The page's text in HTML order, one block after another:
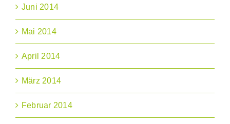
Juni 2014
Mai 2014
April 2014
März 2014
Februar 2014